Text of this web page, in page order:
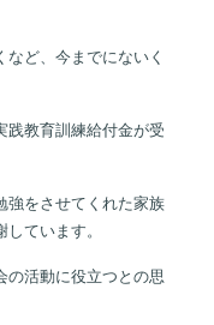
ど、今までにないく
践教育訓練給付金が受
強をさせてくれた家族
ています。
の活動に役立つとの思